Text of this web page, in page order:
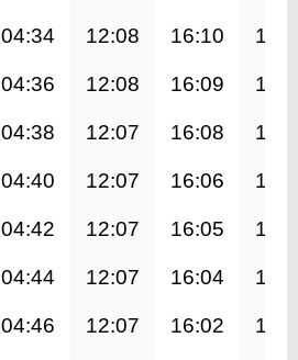
04:34 12:08 16:10
04:36 12:08 16:09
04:38 12:07 16:08
04:40 12:07 16:06
04:42 12:07 16:05
04:44 12:07 16:04
04:46 12:07 16:02